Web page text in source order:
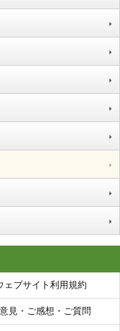
ェブサイト利用規約
見・ご感想・ご質問